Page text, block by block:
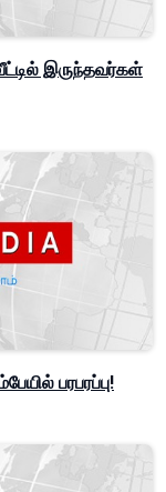
இருந்தவர்கள்
பரபரப்பு!